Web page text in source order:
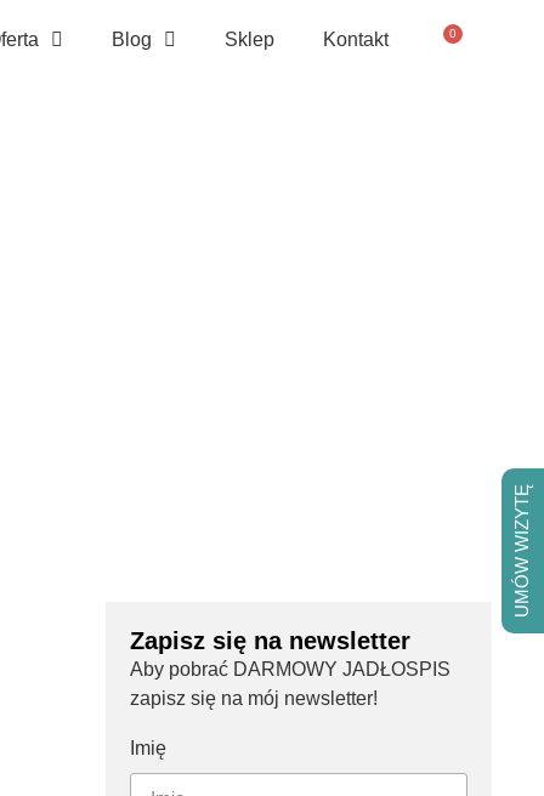
Blog Sklep Kontakt 0
Zapisz się na newsletter
Aby pobrać DARMOWY JADŁOSPIS
zapisz się na mój newsletter!
Imię
UMÓW WIZYTĘ